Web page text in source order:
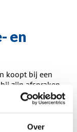
Over
en
koopt bij een
zijn afspraken
risico?
ben je
je geen
aanpassen van